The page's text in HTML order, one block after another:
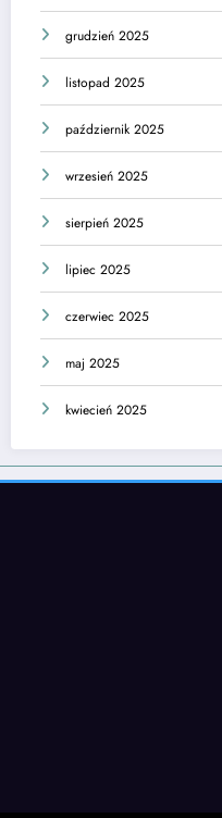
grudzień 2025
listopad 2025
październik 2025
wrzesień 2025
sierpień 2025
lipiec 2025
czerwiec 2025
maj 2025
kwiecień 2025